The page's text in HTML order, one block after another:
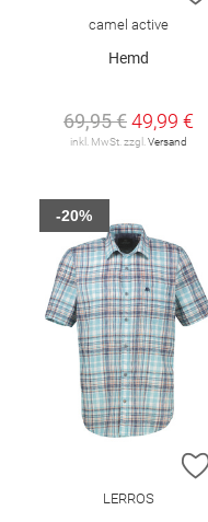
camel active
Hemd
69,95 €49,99 €
inkl. MwSt. zzgl.Versand
LERROS
-20%